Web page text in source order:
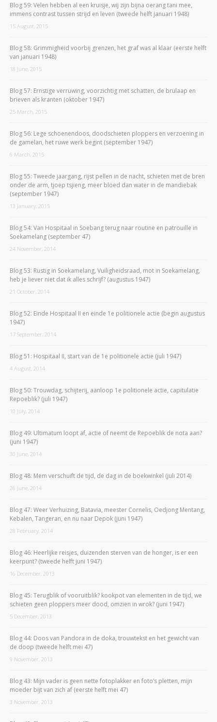
Blog 59: Velen hebben al een kruisje, wij zijn bijna oerang tani mee,
immens contrast tussen strijd en leven (tweede helft januari 1948)
15 August, 2015
Blog 58: Grimmigheid voorbij grenzen, het graf was al klaar (eerste helft
van januari 1948)
18 June, 2015
Blog 57: Ernstige verruwing, voorzichtig met schatten, de brulaap en
brieven als kranten (oktober 1947)
25 March, 2015
Blog 56: Lege schoenendoos, doodschieten ploppers en verzoening in
de gamelan, het ruwe werk begint (september 1947)
6 March, 2015
Blog 55: Tweede jaargang, rijst pellen in de nacht, schieten met de bren
onder de arm, tjoep tsjieng, meer bloed dan water in de mandiebak
(september 1947)
13 January, 2015
Blog 54: Van Hospitaal in Soebang terug naar routine en patrouille in
Soekamelang (september 47)
24 November, 2014
Blog 53: Rustig in Soekamelang, Vuiligheidsraad, mot in Soekamelang,
heb je liever niet dat ik alles schrijf? (augustus 1947)
21 October, 2014
Blog 52: Einde Hospitaal II en einde 1e politionele actie (begin augustus
1947)
17 September, 2014
Blog 51: Hospitaal II, start van de 1e politionele actie (juli 1947)
4 August, 2014
Blog 50: Trouwdag, schijterij, aanloop 1e politionele actie, capitulatie
Repoeblik? (juli 1947)
10 July, 2014
Blog 49: Ultimatum loopt af, actie of neemt de Repoeblik de nota aan?
(juni 1947)
30 June, 2014
Blog 48: Mem verschuift de tijd, de dag in de boekwinkel (juli 2014)
26 June, 2014
Blog 47: Weer Verhuizing, Batavia, meester Cornelis, Oedjong Mentang,
Kebalen, Tangeran, en nu naar Depok (juni 1947)
28 February, 2014
Blog 46: Heerlijke reisjes, duizenden sterven van de honger, is er een
keerpunt? (tweede helft juni 1947)
16 December, 2013
Blog 45: Terugblik of vooruitblik? kookpot van elementen in de tijd, we
schieten geen ploppers meer dood, omzien in wrok? (juni 1947)
5 December, 2013
Blog 44: Doos van Pandora in de doka, trouwtekst en het gewicht van
de doop (tweede helft mei 47)
9 November, 2013
Blog 43: Mijn vader is geen nette fotoplakker en foto’s pletten, mijn
moeder bijt van zich af (eerste helft mei 47)
3 November, 2013